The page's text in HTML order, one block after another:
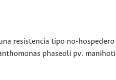
resistencia tipo no-hospedero
phaseoli pv.